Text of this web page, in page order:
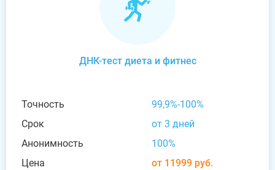
ДНК-тест диета и фитнес
Точность
99,9%-100%
Срок
от 3 дней
Анонимность
100%
Цена
от 11999 руб.